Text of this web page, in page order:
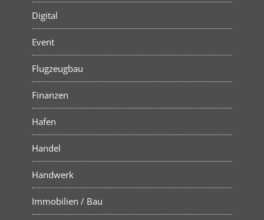
Digital
Event
Flugzeugbau
Finanzen
Hafen
Handel
Handwerk
Immobilien / Bau